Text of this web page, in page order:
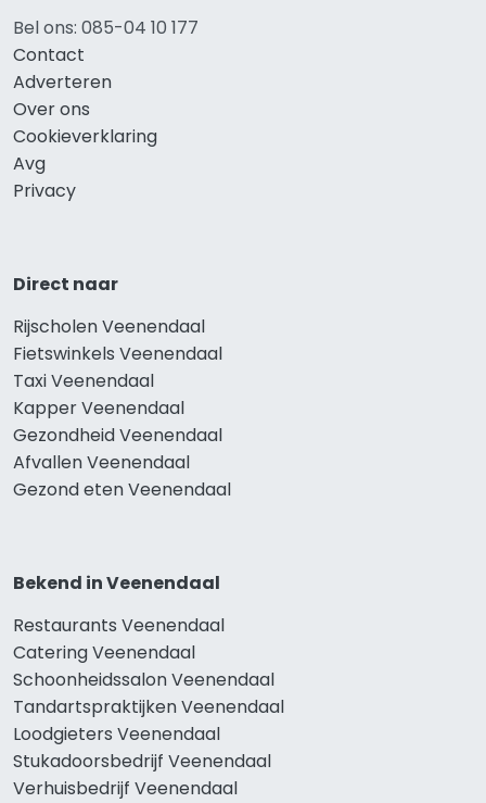
Bel ons: 085-04 10 177
Contact
Adverteren
Over ons
Cookieverklaring
Avg
Privacy
Direct naar
Rijscholen Veenendaal
Fietswinkels Veenendaal
Taxi Veenendaal
Kapper Veenendaal
Gezondheid Veenendaal
Afvallen Veenendaal
Gezond eten Veenendaal
Bekend in Veenendaal
Restaurants Veenendaal
Catering Veenendaal
Schoonheidssalon Veenendaal
Tandartspraktijken Veenendaal
Loodgieters Veenendaal
Stukadoorsbedrijf Veenendaal
Verhuisbedrijf Veenendaal